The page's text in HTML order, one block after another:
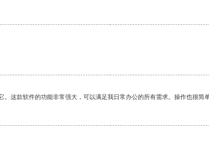
这款软件的功能非常强大，可以满足我日常办公的所有需求。操作也很简